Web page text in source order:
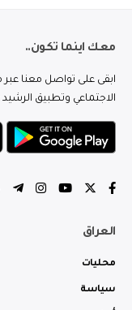
معك اينما تكون..
ابقى على تواصل معنا عبر
الاجتماعي وتطبيق الرشيد
العراق
محليات
سياسة